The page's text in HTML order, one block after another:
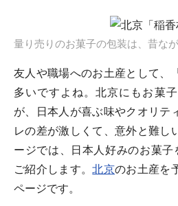
量り売りのお菓子の包装は、昔な
友人や職場へのお土産として、
多いですよね。北京にもお菓
が、日本人が喜ぶ味やクオリテ
レの差が激しくて、意外と難し
ージでは、日本人好みのお菓
ご紹介します。北京のお土産を
ページです。